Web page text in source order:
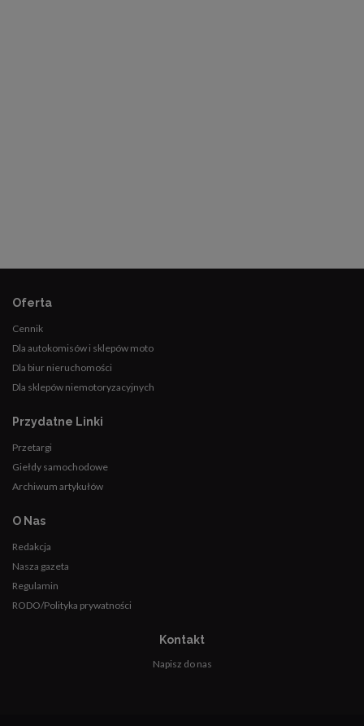
Oferta
Cennik
Dla autokomisów i sklepów moto
Dla biur nieruchomości
Dla sklepów niemotoryzacyjnych
Przydatne Linki
Przetargi
Giełdy samochodowe
Archiwum artykułów
O Nas
Redakcja
Nasza gazeta
Regulamin
RODO/Polityka prywatności
Kontakt
Napisz do nas